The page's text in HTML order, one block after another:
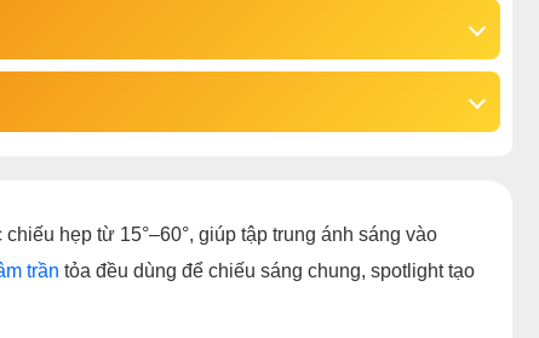
hẹp từ 15°–60°, giúp tập trung ánh sáng vào
trần tỏa đều dùng để chiếu sáng chung, spotlight tạo